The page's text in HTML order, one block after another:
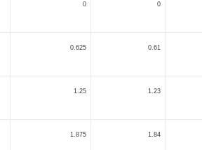
0 0
0.625 0.61
1.25 1.23
1.875 1.84